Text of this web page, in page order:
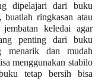
dipelajari dari buku
buatlah ringkasan atau
keledai agar
penting dari buku
menarik dan mudah
menggunakan stabilo
tetap bersih bisa